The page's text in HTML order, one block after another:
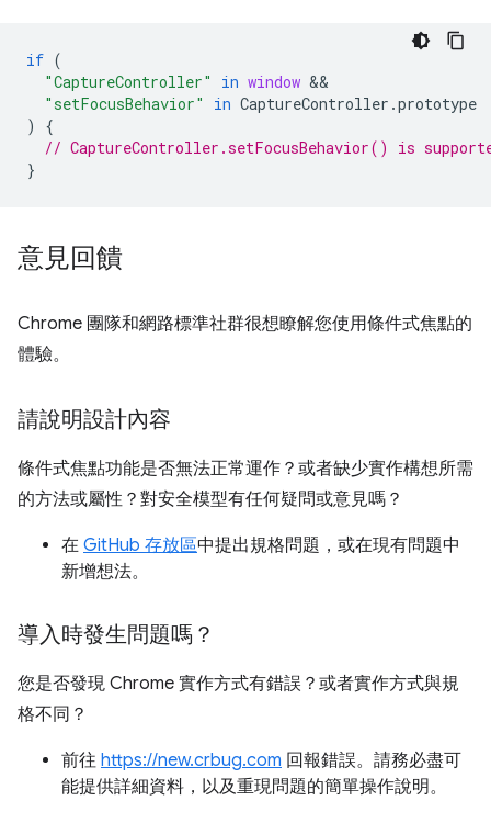
if (
"CaptureController"
in window
"setFocusBehavior"
in CaptureController .prototype
)
{
// CaptureController.setFocusBehavior() is
}
意見回饋
Chrome 團隊和網路標準社群很想瞭解您使用條件式焦點的
體驗。
請說明設計內容
條件式焦點功能是否無法正常運作？或者缺少實作構想所需
的方法或屬性？對安全模型有任何疑問或意見嗎？
在 GitHub 存放區中提出規格問題，或在現有問題中
新增想法。
導入時發生問題嗎？
您是否發現 Chrome 實作方式有錯誤？或者實作方式與規
格不同？
前往 https://new.crbug.com 回報錯誤。請務必盡可
能提供詳細資料，以及重現問題的簡單操作說明。